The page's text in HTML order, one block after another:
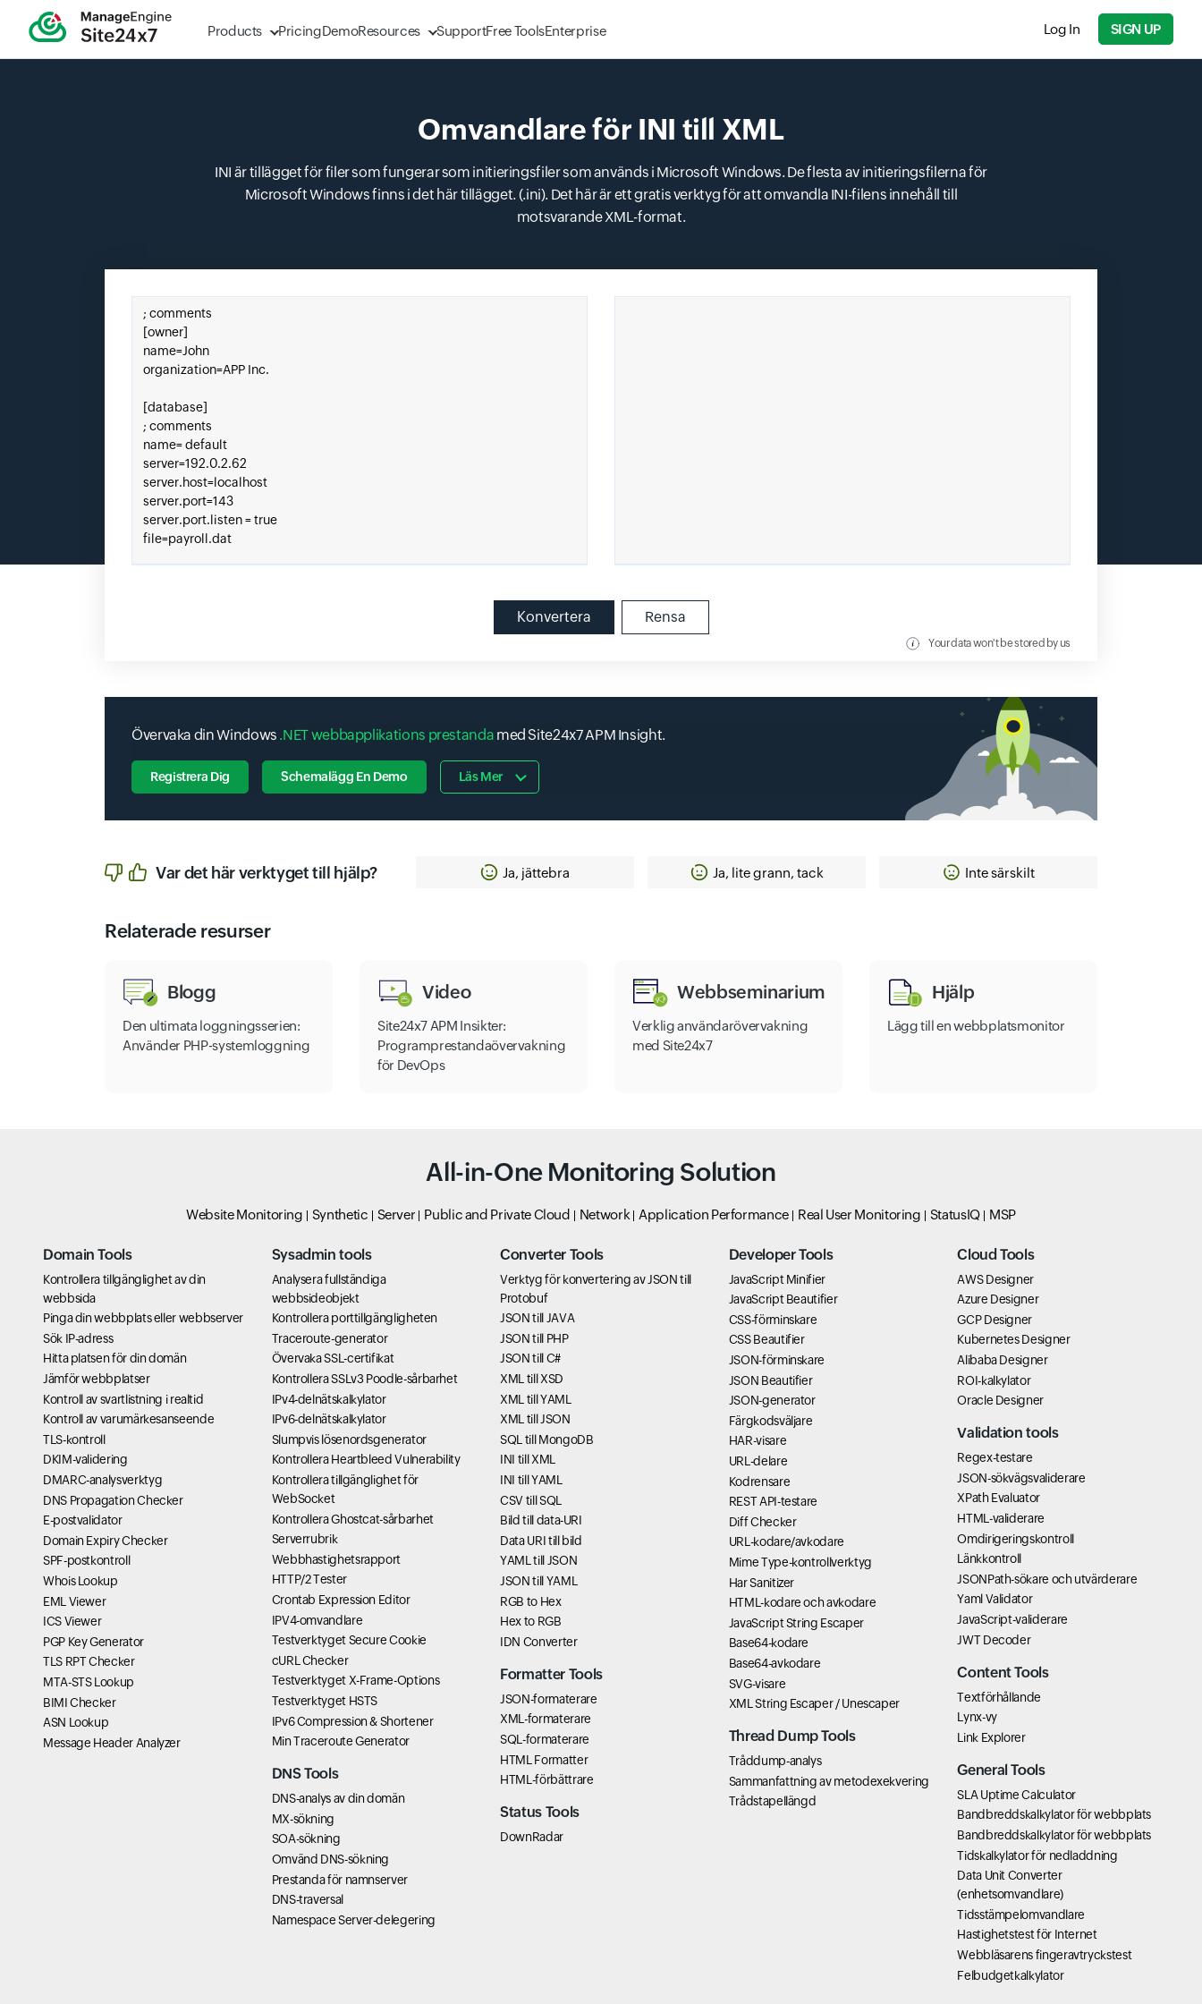
Products PricingDemoResources SupportFree ToolsEnterprise Log In SIGN UP
Omvandlare för INI till XML
INI är tillägget för filer som fungerar som initieringsfiler som används i Microsoft Windows. De flesta av initieringsfilerna för
Microsoft Windows finns i det här tillägget. (.ini). Det här är ett gratis verktyg för att omvandla INI-filens innehåll till
motsvarande XML-format.
Input field
Klistra in din INI här.
Konvertera Rensa
Your data won't be stored by us
Övervaka din Windows .NET webbapplikations prestanda med Site24x7 APM Insight.
Registrera Dig Schemalägg En Demo Läs Mer
Var det här verktyget till hjälp? Ja, jättebra Ja, lite grann, tack Inte särskilt
Relaterade resurser
Blogg
Den ultimata loggningsserien:
Använder PHP-systemloggning
Video
Site24x7 APM Insikter:
Programprestandaövervakning
för DevOps
Webbseminarium
Verklig användarövervakning
med Site24x7
Hjälp
Lägg till en webbplatsmonitor
All-in-One Monitoring Solution
Website Monitoring Synthetic Server Public and Private Cloud Network Application Performance Real User Monitoring StatusIQ MSP
Domain Tools
Kontrollera tillgänglighet av din
webbsida
Pinga din webbplats eller webbserver
Sök IP-adress
Hitta platsen för din domän
Jämför webbplatser
Kontroll av svartlistning i realtid
Kontroll av varumärkesanseende
TLS-kontroll
DKIM-validering
DMARC-analysverktyg
DNS Propagation Checker
E-postvalidator
Domain Expiry Checker
SPF-postkontroll
Whois Lookup
EML Viewer
ICS Viewer
PGP Key Generator
TLS RPT Checker
MTA-STS Lookup
BIMI Checker
ASN Lookup
Message Header Analyzer
Sysadmin tools
Analysera fullständiga
webbsideobjekt
Kontrollera porttillgängligheten
Traceroute-generator
Övervaka SSL-certifikat
Kontrollera SSLv3 Poodle-sårbarhet
IPv4-delnätskalkylator
IPv6-delnätskalkylator
Slumpvis lösenordsgenerator
Kontrollera Heartbleed Vulnerability
Kontrollera tillgänglighet för
WebSocket
Kontrollera Ghostcat-sårbarhet
Serverrubrik
Webbhastighetsrapport
HTTP/2 Tester
Crontab Expression Editor
IPV4-omvandlare
Testverktyget Secure Cookie
cURL Checker
Testverktyget X-Frame-Options
Testverktyget HSTS
IPv6 Compression & Shortener
Min Traceroute Generator
DNS Tools
DNS-analys av din domän
MX-sökning
SOA-sökning
Omvänd DNS-sökning
Prestanda för namnserver
DNS-traversal
Namespace Server-delegering
Converter Tools
Verktyg för konvertering av JSON till
Protobuf
JSON till JAVA
JSON till PHP
JSON till C#
XML till XSD
XML till YAML
XML till JSON
SQL till MongoDB
INI till XML
INI till YAML
CSV till SQL
Bild till data-URI
Data URI till bild
YAML till JSON
JSON till YAML
RGB to Hex
Hex to RGB
IDN Converter
Formatter Tools
JSON-formaterare
XML-formaterare
SQL-formaterare
HTML Formatter
HTML-förbättrare
Status Tools
DownRadar
Developer Tools
JavaScript Minifier
JavaScript Beautifier
CSS-förminskare
CSS Beautifier
JSON-förminskare
JSON Beautifier
JSON-generator
Färgkodsväljare
HAR-visare
URL-delare
Kodrensare
REST API-testare
Diff Checker
URL-kodare/avkodare
Mime Type-kontrollverktyg
Har Sanitizer
HTML-kodare och avkodare
JavaScript String Escaper
Base64-kodare
Base64-avkodare
SVG-visare
XML String Escaper / Unescaper
Thread Dump Tools
Tråddump-analys
Sammanfattning av metodexekvering
Trådstapellängd
Cloud Tools
AWS Designer
Azure Designer
GCP Designer
Kubernetes Designer
Alibaba Designer
ROI-kalkylator
Oracle Designer
Validation tools
Regex-testare
JSON-sökvägsvaliderare
XPath Evaluator
HTML-validerare
Omdirigeringskontroll
Länkkontroll
JSONPath-sökare och utvärderare
Yaml Validator
JavaScript-validerare
JWT Decoder
Content Tools
Textförhållande
Lynx-vy
Link Explorer
General Tools
SLA Uptime Calculator
Bandbreddskalkylator för webbplats
Bandbreddskalkylator för webbplats
Tidskalkylator för nedladdning
Data Unit Converter
(enhetsomvandlare)
Tidsstämpelomvandlare
Hastighetstest för Internet
Webbläsarens fingeravtryckstest
Felbudgetkalkylator